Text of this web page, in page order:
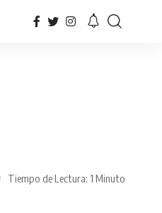
Tiempo de Lectura: 1 Minuto